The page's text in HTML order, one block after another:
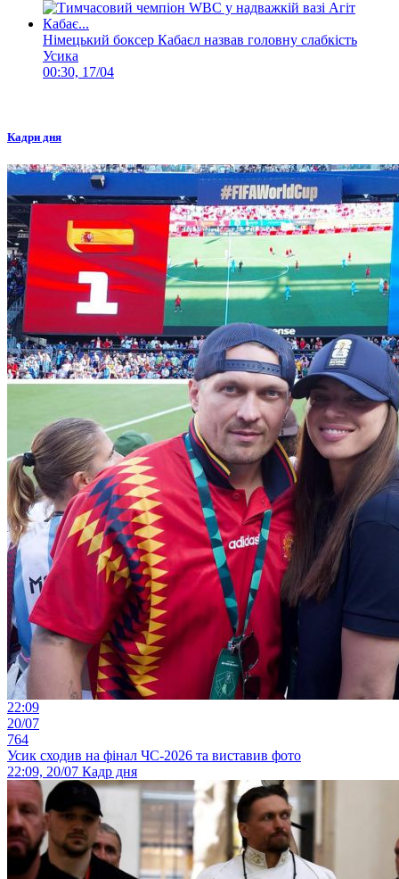
Німецький боксер Кабаєл назвав головну слабкість
Усика
00:30, 17/04
Кадри дня
22:09
20/07
764
Усик сходив на фінал ЧС-2026 та виставив фото
22:09, 20/07 Кадр дня